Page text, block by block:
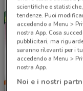
-3
scientifiche e
tendenze. Puoi
accedendo a Menu >
nostra App. Cosa
pubblicitari, ma
saranno rilevanti per i
accedendo a Menu >
nostra App.
Noi e i nostri